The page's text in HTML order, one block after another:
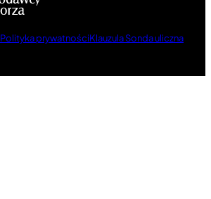
Polityka prywatnościKlauzula Sonda uliczna